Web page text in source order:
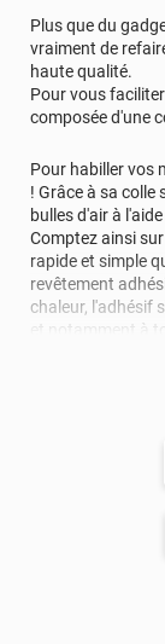
Plus que du
vraiment de
haute qualité.
Pour vous
composée d'une
Pour habiller vos
! Grâce à sa colle
bulles d'air à
Comptez ainsi
rapide et simple
revêtement
chaleur, l'adhésif
et notamment à
d'économie par
comptez sur ce
résistance à
imperfections.
revêtement peut